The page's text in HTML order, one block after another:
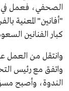
الصحفي، فعمل
"أفانين" المعنية
كبار الفنانين
وانتقل من العمل
واتفق مع رئيس
الندوة، وأصبح